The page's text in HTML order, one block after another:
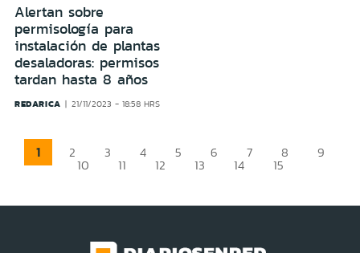
Alertan sobre
permisología para
instalación de plantas
desaladoras: permisos
tardan hasta 8 años
REDARICA 21/11/2023 - 18:58 HRS
1 2 3 4 5 6 7 8 9
10 11 12 13 14 15